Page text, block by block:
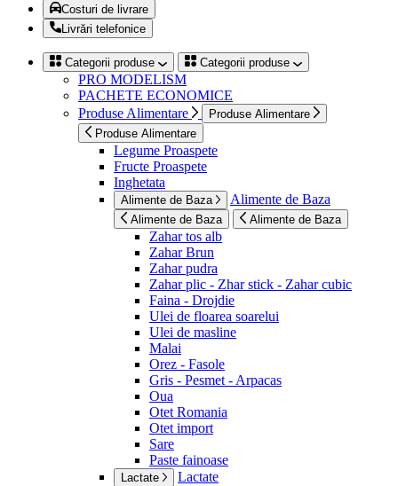
Costuri de livrare
Livrări telefonice
Categorii produse Categorii produse
PRO MODELISM
PACHETE ECONOMICE
Produse Alimentare
Produse Alimentare
Produse Alimentare
Legume Proaspete
Fructe Proaspete
Inghetata
Alimente de Baza Alimente de Baza
Alimente de Baza Alimente de Baza
Zahar tos alb
Zahar Brun
Zahar pudra
Zahar plic - Zhar stick - Zahar cubic
Faina - Drojdie
Ulei de floarea soarelui
Ulei de masline
Malai
Orez - Fasole
Gris - Pesmet - Arpacas
Oua
Otet Romania
Otet import
Sare
Paste fainoase
Lactate Lactate